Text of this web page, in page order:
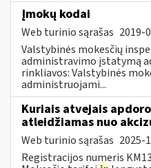
Įmokų kodai
Web turinio sąrašas 2019-
Valstybinės mokesčių
administravimo įstatymą
rinkliavos: Valstybinės
administruojami...
Kuriais atvejais
atleidžiamas nuo
Web turinio sąrašas 2025-
Registracijos numeris